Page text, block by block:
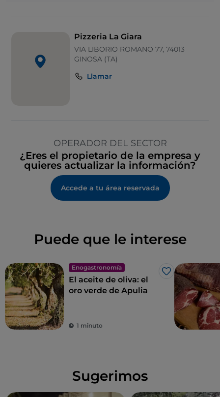
Pizzeria La Giara
VIA LIBORIO ROMANO 77, 74013
GINOSA (TA)
Llamar
OPERADOR DEL SECTOR
¿Eres el propietario de la empresa y
quieres actualizar la información?
Accede a tu área reservada
Puede que le interese
Enogastronomía
Me gusta
El aceite de oliva: el
oro verde de Apulia
1 minuto
Sugerimos